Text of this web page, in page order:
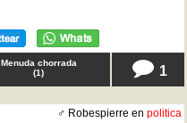
Menuda chorrada
(1) 1
♂ Robespierre en politica